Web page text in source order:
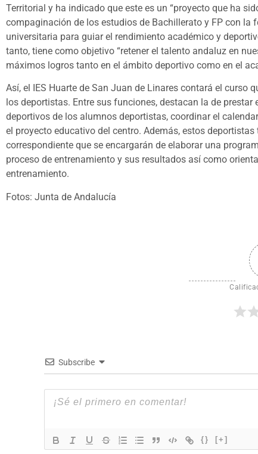
Territorial y ha indicado que este es un “proyecto que ha
compaginación de los estudios de Bachillerato y FP con
universitaria para guiar el rendimiento académico y
tanto, tiene como objetivo “retener el talento andaluz en
máximos logros tanto en el ámbito deportivo como en el
Así, el IES Huarte de San Juan de Linares contará el curso
los deportistas. Entre sus funciones, destacan la de
deportivos de los alumnos deportistas, coordinar el
el proyecto educativo del centro. Además, estos
correspondiente que se encargarán de elaborar una
proceso de entrenamiento y sus resultados así como
entrenamiento.
Fotos: Junta de Andalucía
Subscribe
{} [+]